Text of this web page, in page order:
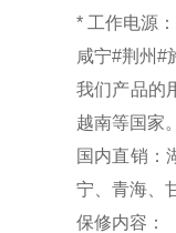
* 工作电源
咸宁#荆州#
我们产品的
越南等国家
国内直销：
宁、青海、
保修内容：